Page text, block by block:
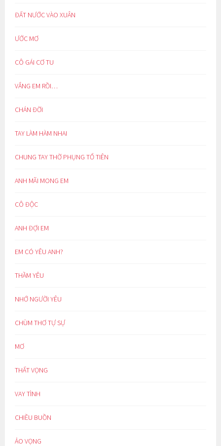
ĐẤT NƯỚC VÀO XUÂN
ƯỚC MƠ
CÔ GÁI CƠ TU
VẮNG EM RỒI…
CHÁN ĐỜI
TAY LÀM HÀM NHAI
CHUNG TAY THỜ PHỤNG TỔ TIÊN
ANH MÃI MONG EM
CÔ ĐỘC
ANH ĐỢI EM
EM CÓ YÊU ANH?
THẦM YÊU
NHỚ NGƯỜI YÊU
CHÙM THƠ TỰ SỰ
MƠ
THẤT VỌNG
VAY TÌNH
CHIỀU BUỒN
ẢO VỌNG